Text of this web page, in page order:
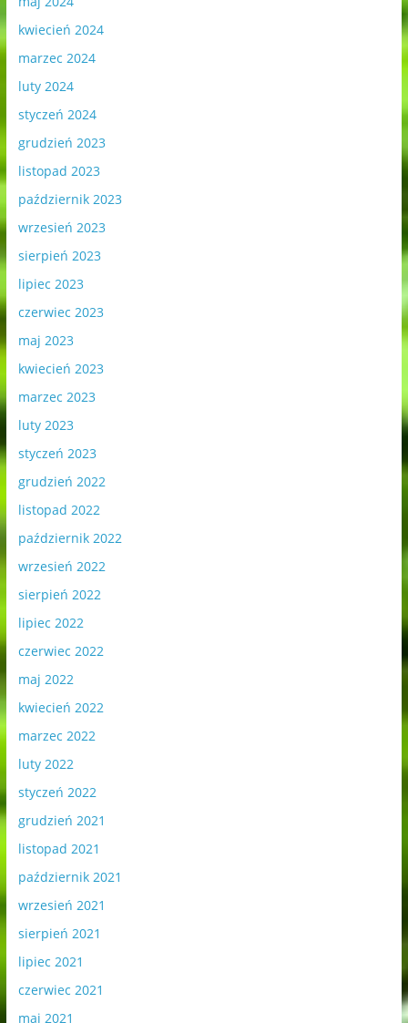
kwiecień 2024
marzec 2024
luty 2024
styczeń 2024
grudzień 2023
listopad 2023
październik 2023
wrzesień 2023
sierpień 2023
lipiec 2023
czerwiec 2023
maj 2023
kwiecień 2023
marzec 2023
luty 2023
styczeń 2023
grudzień 2022
listopad 2022
październik 2022
wrzesień 2022
sierpień 2022
lipiec 2022
czerwiec 2022
maj 2022
kwiecień 2022
marzec 2022
luty 2022
styczeń 2022
grudzień 2021
listopad 2021
październik 2021
wrzesień 2021
sierpień 2021
lipiec 2021
czerwiec 2021
maj 2021